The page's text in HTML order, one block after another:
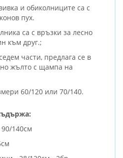
и обиколниците са с
пух.
са с връзки за лесно
към друг.;
части, предлага се в
жълто с щампа на
60/120 или 70/140.
140см